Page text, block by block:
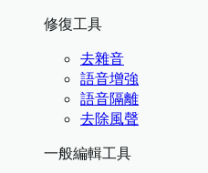
修復工具
去雜音
語音增強
語音隔離
去除風聲
一般編輯工具